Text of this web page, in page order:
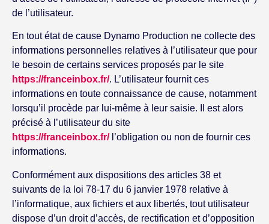
de l’utilisateur.
En tout état de cause Dynamo Production ne collecte des
informations personnelles relatives à l’utilisateur que pour
le besoin de certains services proposés par le site
https://franceinbox.fr/. L’utilisateur fournit ces
informations en toute connaissance de cause, notamment
lorsqu’il procède par lui-même à leur saisie. Il est alors
précisé à l’utilisateur du site
https://franceinbox.fr/l’obligation ou non de fournir ces
informations.
Conformément aux dispositions des articles 38 et
suivants de la loi 78-17 du 6 janvier 1978 relative à
l’informatique, aux fichiers et aux libertés, tout utilisateur
dispose d’un droit d’accès, de rectification et d’opposition